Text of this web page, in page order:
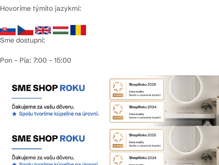
Hovoríme týmito jazykmi:
Sme dostupní:
Pon – Pia: 7:00 – 15:00